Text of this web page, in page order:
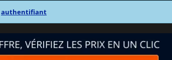
authentifiant